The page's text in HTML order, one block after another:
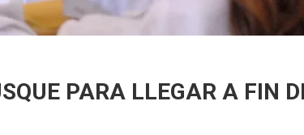
PARA LLEGAR A FIN